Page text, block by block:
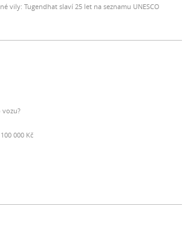
vily: Tugendhat slaví 25 let na seznamu UNESCO
vozu?
000 Kč